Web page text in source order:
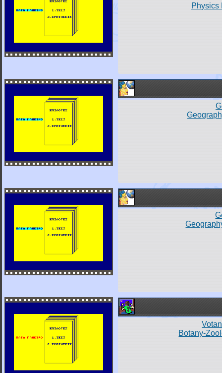
Physics
Botany-